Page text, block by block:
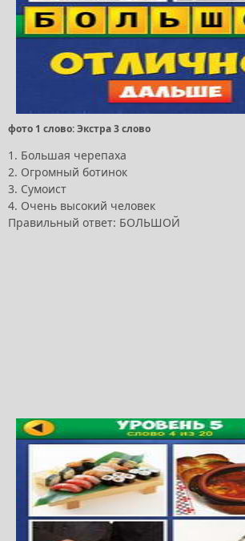
фото 1 слово: Экстра 3 слово
1. Большая черепаха
2. Огромный ботинок
3. Сумоист
4. Очень высокий человек
Правильный ответ: БОЛЬШОЙ